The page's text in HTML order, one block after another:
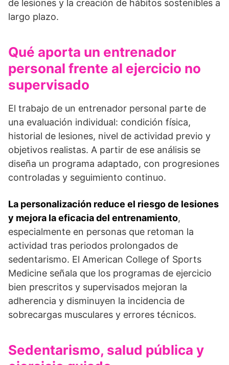
de lesiones y la creación de hábitos sostenibles a
largo plazo.
Qué aporta un entrenador
personal frente al ejercicio no
supervisado
El trabajo de un entrenador personal parte de
una evaluación individual: condición física,
historial de lesiones, nivel de actividad previo y
objetivos realistas. A partir de ese análisis se
diseña un programa adaptado, con progresiones
controladas y seguimiento continuo.
La personalización reduce el riesgo de lesiones
y mejora la eficacia del entrenamiento,
especialmente en personas que retoman la
actividad tras periodos prolongados de
sedentarismo. El American College of Sports
Medicine señala que los programas de ejercicio
bien prescritos y supervisados mejoran la
adherencia y disminuyen la incidencia de
sobrecargas musculares y errores técnicos.
Sedentarismo, salud pública y